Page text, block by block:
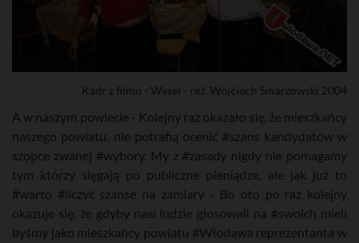
Kadr z filmu - Wesel - reż. Wojciech Smarzowski 2004
A w naszym powiecie - Kolejny raz okazało się, że mieszkańcy
naszego powiatu, nie potrafią ocenić #szans kandydatów w
szopce zwanej #wybory. My z #zasady nigdy nie pomagamy
tym którzy sięgają po publiczne pieniądze, ale jak już to
#warto #liczyć szanse na zamiary - Bo oto po raz kolejny
okazuje się, że gdyby nasi ludzie głosowali na #swoich mieli
byśmy jako mieszkańcy powiatu #Włodawa reprezentanta w